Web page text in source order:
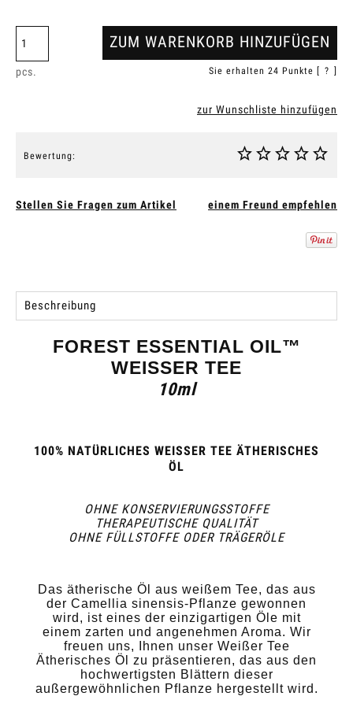
pcs.
ZUM WARENKORB HINZUFÜGEN
Sie erhalten 24 Punkte [ ? ]
zur Wunschliste hinzufügen
Bewertung:
Stellen Sie Fragen zum Artikel einem Freund empfehlen
Beschreibung
FOREST ESSENTIAL OIL™
WEISSER TEE
10ml
100% NATÜRLICHES WEISSER TEE ÄTHERISCHES
ÖL
OHNE KONSERVIERUNGSSTOFFE
THERAPEUTISCHE QUALITÄT
OHNE FÜLLSTOFFE ODER TRÄGERÖLE
Das ätherische Öl aus weißem Tee, das aus
der Camellia sinensis-Pflanze gewonnen
wird, ist eines der einzigartigen Öle mit
einem zarten und angenehmen Aroma. Wir
freuen uns, Ihnen unser Weißer Tee
Ätherisches Öl zu präsentieren, das aus den
hochwertigsten Blättern dieser
außergewöhnlichen Pflanze hergestellt wird.